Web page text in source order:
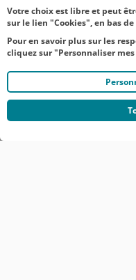
Votre choix est libre et peut
sur le lien "Cookies", en bas de
Pour en savoir plus sur les
cliquez sur "Personnaliser